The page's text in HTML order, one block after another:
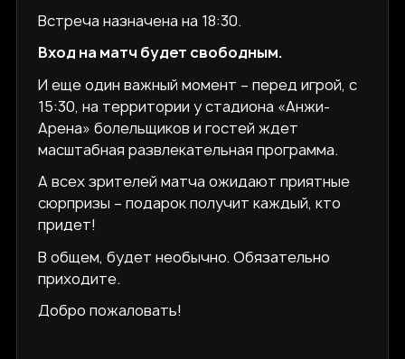
Встреча назначена на 18:30.
Вход на матч будет свободным.
И еще один важный момент – перед игрой, с
15:30, на территории у стадиона «Анжи-
Арена» болельщиков и гостей ждет
масштабная развлекательная программа.
А всех зрителей матча ожидают приятные
сюрпризы – подарок получит каждый, кто
придет!
В общем, будет необычно. Обязательно
приходите.
Добро пожаловать!